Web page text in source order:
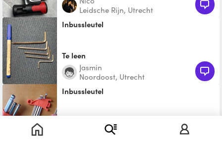
Leidsche Rijn, Utrecht
Inbussleutel
Te leen
Jasmin
Noordoost, Utrecht
Inbussleutel